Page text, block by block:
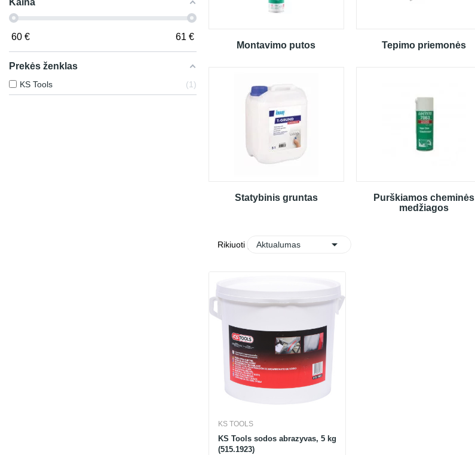
Kaina
60 € 61 €
Prekės ženklas
KS Tools 1
Montavimo putos Tepimo priemonės
Statybinis gruntas
Purškiamos cheminės
medžiagos
Rikiuoti pagal:Aktualumas 
KS TOOLS
KS Tools sodos abrazyvas, 5 kg
(515.1923)